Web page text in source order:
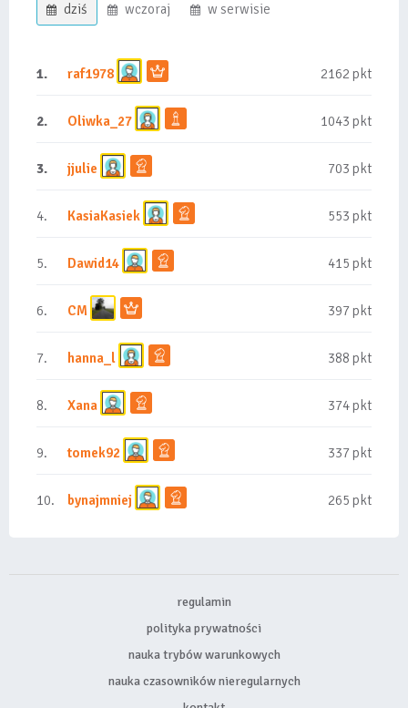
dziś wczoraj w serwisie
1. raf1978 2162 pkt
2. Oliwka_27 1043 pkt
3. jjulie 703 pkt
4. KasiaKasiek 553 pkt
5. Dawid14 415 pkt
6. CM 397 pkt
7. hanna_l 388 pkt
8. Xana 374 pkt
9. tomek92 337 pkt
10. bynajmniej 265 pkt
regulamin
polityka prywatności
nauka trybów warunkowych
nauka czasowników nieregularnych